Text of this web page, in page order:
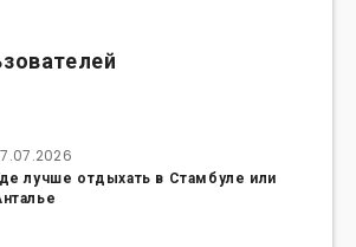
лучше отдыхать в Стамбуле или